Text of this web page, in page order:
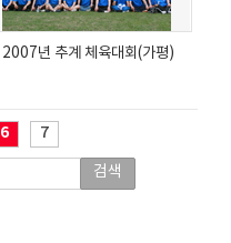
2007년 추계 체육대회(가평)
6 7
검색